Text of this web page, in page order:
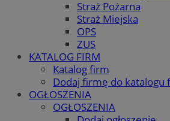
Straż Pożarna
Straż Miejska
OPS
ZUS
KATALOG FIRM
Katalog firm
Dodaj firmę do katalogu
OGŁOSZENIA
OGŁOSZENIA